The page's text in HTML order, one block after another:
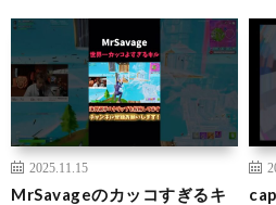
2025.11.15
MrSavageのカッコすぎるキ